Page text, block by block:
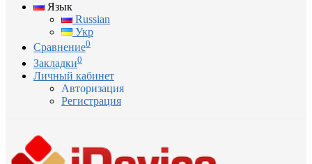
Язык
Russian
Укр
Сравнение0
Закладки0
Личный кабинет
Авторизация
Регистрация